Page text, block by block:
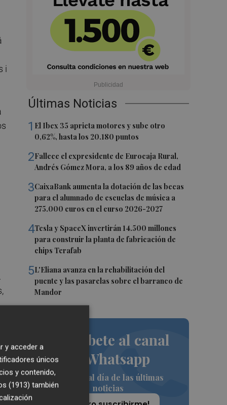
Últimas Noticias
1 El Ibex 35 aprieta motores y sube otro
0,62%, hasta los 20.180 puntos
2Fallece el expresidente de Eurocaja Rural,
Andrés Gómez Mora, a los 89 años de edad
3CaixaBank aumenta la dotación de las becas
para el alumnado de escuelas de música a
275.000 euros en el curso 2026-2027
4Tesla y SpaceX invertirán 14.500 millones
para construir la planta de fabricación de
chips Terafab
5L'Eliana avanza en la rehabilitación del
puente y las pasarelas sobre el barranco de
Mandor
Suscríbete al canal
de Whatsapp
Siempre al día de las últimas
noticias
i
y acceder a
únicos
y contenido,
(1913) también